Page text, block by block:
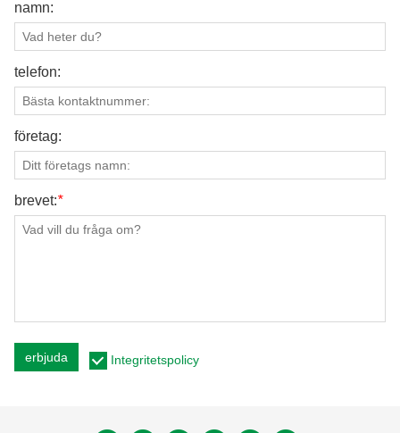
namn:
telefon:
företag:
brevet:*
erbjuda Integritetspolicy